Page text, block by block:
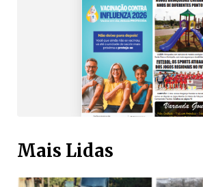
Mais Lidas